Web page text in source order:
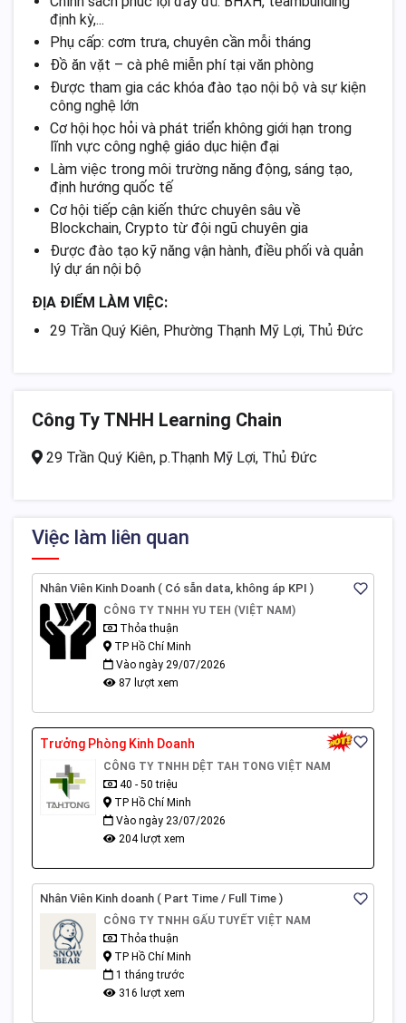
định kỳ,...
Phụ cấp: cơm trưa, chuyên cần mỗi tháng
Đồ ăn vặt – cà phê miễn phí tại văn phòng
Được tham gia các khóa đào tạo nội bộ và sự kiện
công nghệ lớn
Cơ hội học hỏi và phát triển không giới hạn trong
lĩnh vực công nghệ giáo dục hiện đại
Làm việc trong môi trường năng động, sáng tạo,
định hướng quốc tế
Cơ hội tiếp cận kiến thức chuyên sâu về
Blockchain, Crypto từ đội ngũ chuyên gia
Được đào tạo kỹ năng vận hành, điều phối và quản
lý dự án nội bộ
ĐỊA ĐIỂM LÀM VIỆC:
29 Trần Quý Kiên, Phường Thạnh Mỹ Lợi, Thủ Đức
Công Ty TNHH Learning Chain
29 Trần Quý Kiên, p.Thạnh Mỹ Lợi, Thủ Đức
Việc làm liên quan
Nhân Viên Kinh Doanh ( Có sẵn data, không áp KPI )
CÔNG TY TNHH YU TEH (VIỆT NAM)
Thỏa thuận
TP Hồ Chí Minh
Vào ngày 29/07/2026
87 lượt xem
Trưởng Phòng Kinh Doanh
CÔNG TY TNHH DỆT TAH TONG VIỆT NAM
40 - 50 triệu
TP Hồ Chí Minh
Vào ngày 23/07/2026
204 lượt xem
Nhân Viên Kinh doanh ( Part Time / Full Time )
CÔNG TY TNHH GẤU TUYẾT VIỆT NAM
Thỏa thuận
TP Hồ Chí Minh
1 tháng trước
316 lượt xem